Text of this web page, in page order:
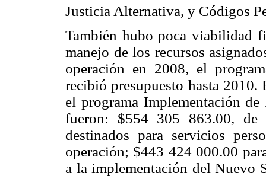
Justicia Alternativa, y Códigos
También hubo poca viabilidad
manejo de los recursos
operación en 2008, el
recibió presupuesto hasta 2010.
el programa Implementación
fueron: $554 305 863.00, de
destinados para servicios
operación; $443 424 000.00
a la implementación del Nuevo